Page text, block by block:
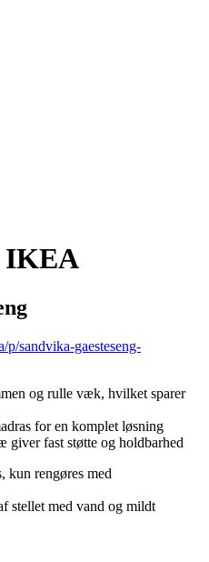
IKEA
sandvika-gaesteseng-
og rulle væk, hvilket sparer
for en komplet løsning
giver fast støtte og holdbarhed
kun rengøres med
stellet med vand og mildt